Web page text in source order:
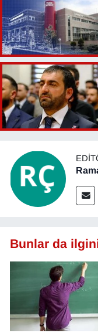
Bunlar da
Turizm
VAN'DA
Vasıta
YAŞAM